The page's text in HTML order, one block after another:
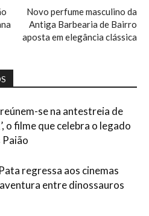
Novo perfume masculino da
Antiga Barbearia de Bairro
aposta em elegância clássica
se na antestreia de
o filme que celebra o legado
Paião
regressa aos cinemas
entre dinossauros